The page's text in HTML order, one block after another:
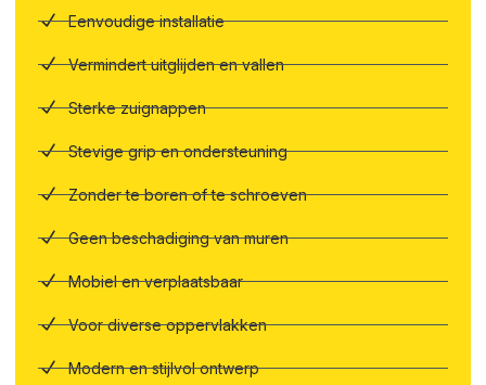
Eenvoudige installatie
Vermindert uitglijden en vallen
Sterke zuignappen
Stevige grip en ondersteuning
Zonder te boren of te schroeven
Geen beschadiging van muren
Mobiel en verplaatsbaar
Voor diverse oppervlakken
Modern en stijlvol ontwerp